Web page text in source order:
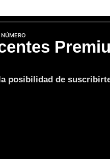
posibilidad de